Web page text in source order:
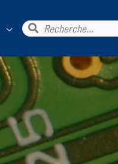
Rechercher :